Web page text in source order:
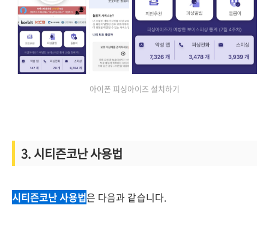
아이폰 피싱아이즈 설치하기
3. 시티즌코난 사용법
시티즌코난 사용법은 다음과 같습니다.